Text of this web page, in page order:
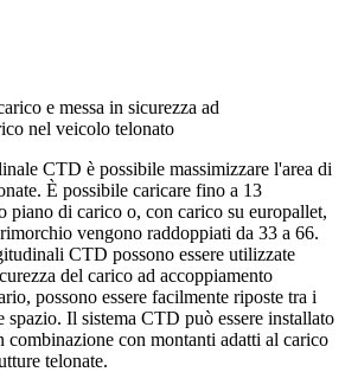
e messa in sicurezza ad
nel veicolo telonato
CTD è possibile massimizzare l'area di
È possibile caricare fino a 13
piano di carico o, con carico su europallet,
vengono raddoppiati da 33 a 66.
CTD possono essere utilizzate
del carico ad accoppiamento
possono essere facilmente riposte tra i
spazio. Il sistema CTD può essere installato
combinazione con montanti adatti al carico
telonate.